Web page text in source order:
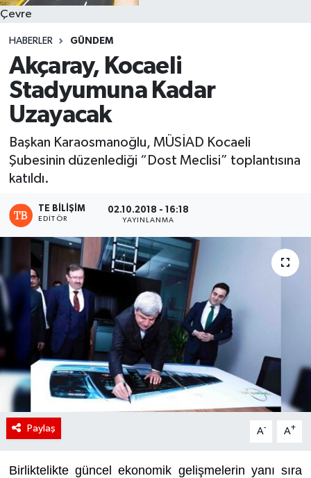
Çevre
HABERLER GÜNDEM
Akçaray, Kocaeli
Stadyumuna Kadar
Uzayacak
Başkan Karaosmanoğlu, MÜSİAD Kocaeli
Şubesinin düzenlediği “Dost Meclisi” toplantısına
katıldı.
TE BILIŞIM
EDITÖR
02.10.2018 - 16:18
YAYINLANMA
Paylaş A- A+
Birliktelikte güncel ekonomik gelişmelerin yanı sıra